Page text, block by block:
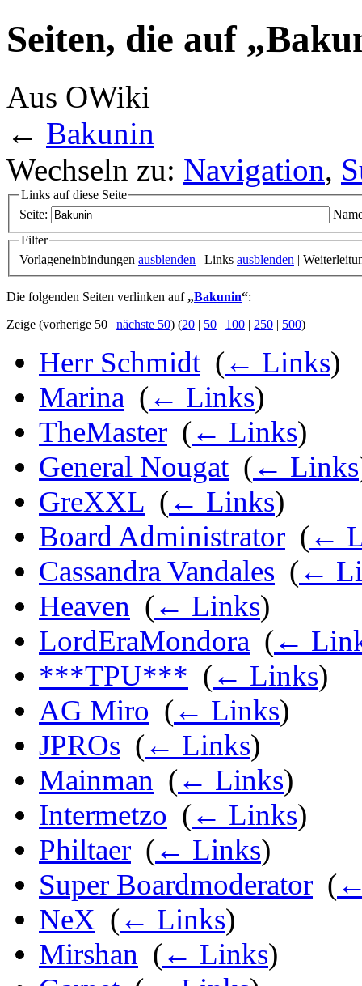
Seiten, die auf
Aus OWiki
← Bakunin
Wechseln zu: Navigation,
Links auf diese Seite
Seite:
Filter
Vorlageneinbindungen ausblenden | Links ausblenden |
Die folgenden Seiten verlinken auf „Bakunin“:
Zeige (vorherige 50 | nächste 50) (20 | 50 | 100 | 250 | 500)
Herr Schmidt (← Links)
Marina (← Links)
TheMaster (← Links)
General Nougat (← Links
GreXXL (← Links)
Board Administrator (←
Cassandra Vandales (←
Heaven (← Links)
LordEraMondora (←
***TPU*** (← Links)
AG Miro (← Links)
JPROs (← Links)
Mainman (← Links)
Intermetzo (← Links)
Philtaer (← Links)
Super Boardmoderator (
NeX (← Links)
Mirshan (← Links)